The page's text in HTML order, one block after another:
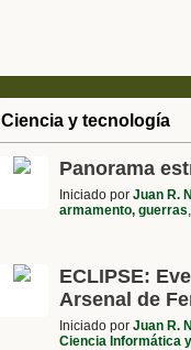
Ciencia y tecnología
Panorama
Iniciado porJuan R.
armamento, guerras
ECLIPSE:
Arsenal de
Iniciado porJuan R.
Ciencia Informática